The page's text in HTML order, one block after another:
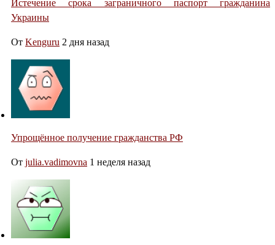
Истечение срока заграничного паспорт гражданина
Украины
От Kenguru 2 дня назад
Упрощённое получение гражданства РФ
От julia.vadimovna 1 неделя назад